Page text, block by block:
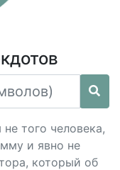
того человека,
и явно не
который об